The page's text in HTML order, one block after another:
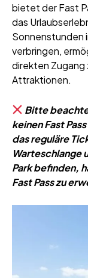
bietet der Fast
das
Sonnenstunden
verbringen,
direkten
Attraktionen.
Bitte
keinen Fast
das reguläre
Warteschlange
Park befinden,
Fast Pass zu